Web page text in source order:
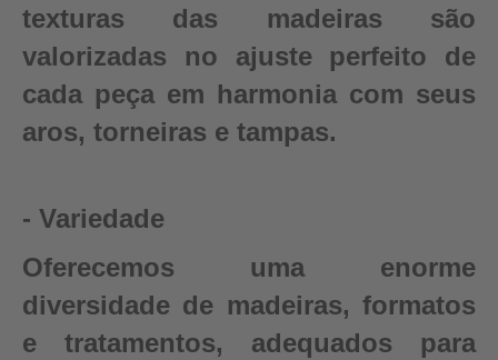
texturas das madeiras são
valorizadas no ajuste perfeito de
cada peça em harmonia com seus
aros, torneiras e tampas.
- Variedade
Oferecemos uma enorme
diversidade de madeiras, formatos
e tratamentos, adequados para